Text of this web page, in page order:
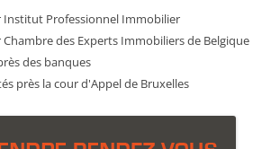
Institut Professionnel Immobilier
Chambre des Experts Immobiliers de Belgique
des banques
près la cour d'Appel de Bruxelles